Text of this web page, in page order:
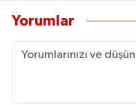
Yorumlar